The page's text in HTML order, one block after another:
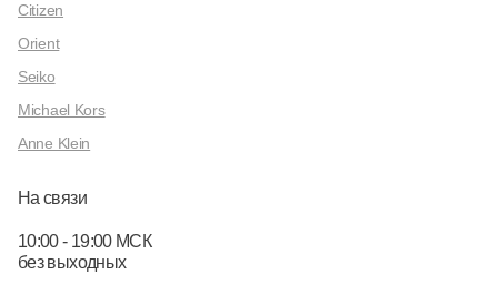
Citizen
Orient
Seiko
Michael Kors
Anne Klein
На связи
10:00 - 19:00 МСК
без выходных